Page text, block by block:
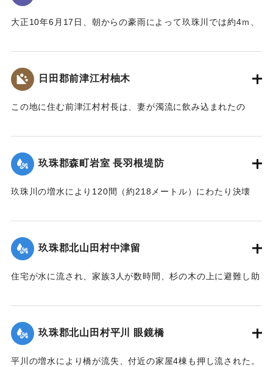
大正10年6月17日、朝からの豪雨によって玖珠川では約4ｍ、
延長500ｍにわたって決壊し、260戸の家屋が流失した。
このような被害に対して宮中から大正天皇の勅使として海江
田侍従らが来訪し、親しく被害者を慰問するとともに、玖珠
この高台は「江上台」と命名され、記念碑がつくられた。
大正十年洪水被害地巡視
勅使海江田侍従展望之處
時大正十年七月一日也
※碑文の画像・翻刻は「デジタル拓本」による。
【出典：『九重町誌』、碑文】
日田郡前津江村柚木
この地に住む前津江村村長は、妻が濁流に飲み込まれたの
しつぶされ村長の両親は押しつぶされ死亡した。
【出典：大分新聞 大正10年6月25日朝刊7面】
｜固有コード:00268368
玖珠郡森町岩室 長羽根堤防
玖珠川の増水により120間（約218メートル）にわたり決壊
た。
【出典：大分新聞 大正10年6月26日朝刊7面】
｜固有コード:00268369
玖珠郡北山田村中津留
住宅が水に流され、家族3人が数時間、杉の木の上に避難し助
｜固有コード:
玖珠郡北山田村平川 眼鏡橋
平川の増水により橋が流失、付近の家屋4棟も押し流された。